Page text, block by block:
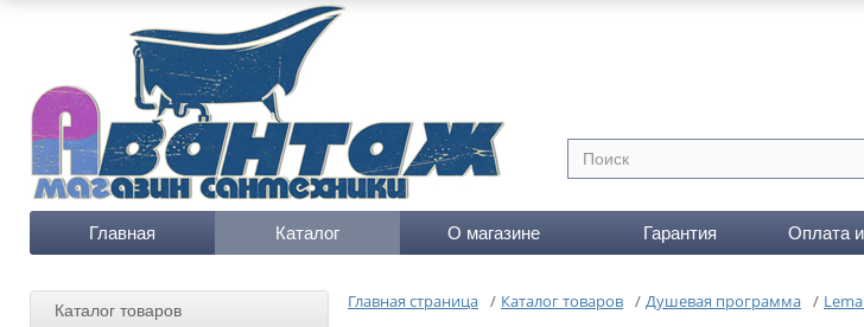
Главная Каталог О магазине Гарантия Оплата
Каталог товаров Главная страница / Каталог товаров / Душевая программа /